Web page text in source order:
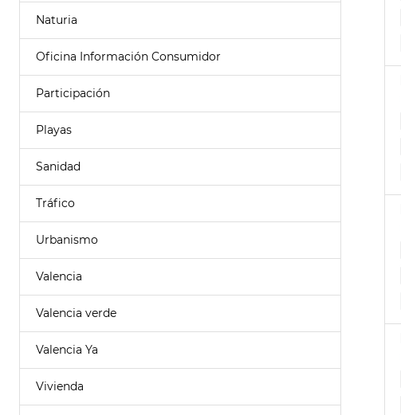
Naturia
Oficina Información Consumidor
Participación
Playas
Sanidad
Tráfico
Urbanismo
Valencia
Valencia verde
Valencia Ya
Vivienda